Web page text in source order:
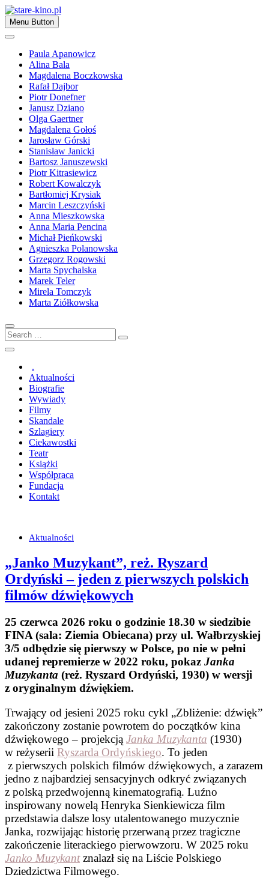
Skip
to
content
stare-kino.pl
Zapraszamy
Menu Button
Paula Apanowicz
Alina Bala
Magdalena Boczkowska
Rafał Dajbor
Piotr Donefner
Janusz Dziano
Olga Gaertner
Magdalena Gołoś
Jarosław Górski
Stanisław Janicki
Bartosz Januszewski
Piotr Kitrasiewicz
Robert Kowalczyk
Bartłomiej Krysiak
Marcin Leszczyński
Anna Mieszkowska
Anna Maria Pencina
Michał Pieńkowski
Agnieszka Polanowska
Grzegorz Rogowski
Marta Spychalska
Marek Teler
Mirela Tomczyk
Marta Ziółkowska
Search
…
.
Aktualności
Biografie
Wywiady
Filmy
Skandale
Szlagiery
Ciekawostki
Teatr
Książki
Współpraca
Fundacja
Kontakt
Aktualności
„Janko Muzykant”, reż. Ryszard
Ordyński – jeden z pierwszych polskich
filmów dźwiękowych
25 czerwca 2026 roku o godzinie 18.30 w siedzibie
FINA (sala: Ziemia Obiecana) przy ul. Wałbrzyskiej
3/5 odbędzie się pierwszy w Polsce, po nie w pełni
udanej repremierze w 2022 roku, pokaz Janka
Muzykanta (reż. Ryszard Ordyński, 1930) w wersji
z oryginalnym dźwiękiem.
Trwający od jesieni 2025 roku cykl „Zbliżenie: dźwięk”
zakończony zostanie powrotem do początków kina
dźwiękowego – projekcją Janka Muzykanta (1930)
w reżyserii Ryszarda Ordyńskiego. To jeden
z pierwszych polskich filmów dźwiękowych, a zarazem
jedno z najbardziej sensacyjnych odkryć związanych
z polską przedwojenną kinematografią. Luźno
inspirowany nowelą Henryka Sienkiewicza film
przedstawia dalsze losy utalentowanego muzycznie
Janka, rozwijając historię przerwaną przez tragiczne
zakończenie literackiego pierwowzoru. W 2025 roku
Janko Muzykantznalazł się na Liście Polskiego
Dziedzictwa Filmowego.